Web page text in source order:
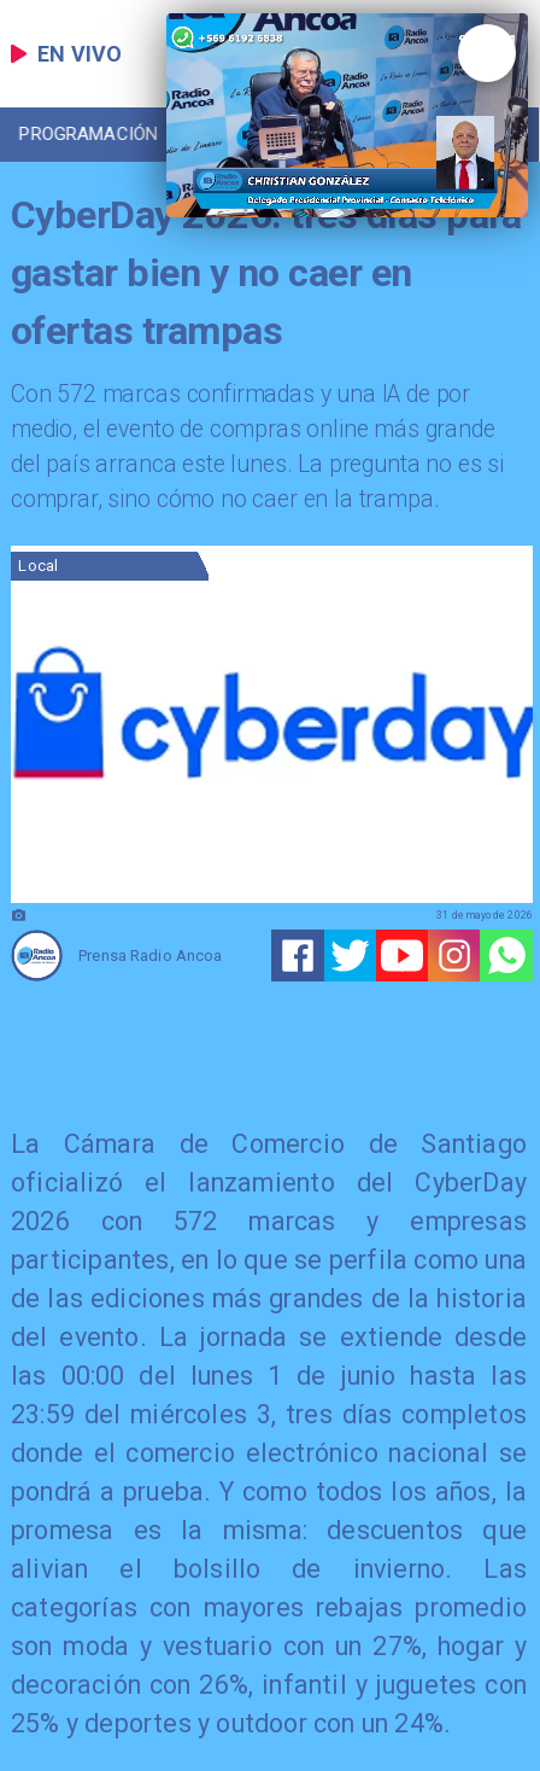
EN VIVO
PROGRAMACIÓN LOCAL DEPORTES
CyberDay 2026: tres días para
gastar bien y no caer en
ofertas trampas
​Con 572 marcas confirmadas y una IA de por
medio, el evento de compras online más grande
del país arranca este lunes. La pregunta no es si
comprar, sino cómo no caer en la trampa.
Local
Prensa Radio Ancoa
31 de mayo de 2026
La Cámara de Comercio de Santiago
oficializó el lanzamiento del CyberDay
2026 con 572 marcas y empresas
participantes, en lo que se perfila como una
de las ediciones más grandes de la historia
del evento. La jornada se extiende desde
las 00:00 del lunes 1 de junio hasta las
23:59 del miércoles 3, tres días completos
donde el comercio electrónico nacional se
pondrá a prueba. Y como todos los años, la
promesa es la misma: descuentos que
alivian el bolsillo de invierno. Las
categorías con mayores rebajas promedio
son moda y vestuario con un 27%, hogar y
decoración con 26%, infantil y juguetes con
25% y deportes y outdoor con un 24%.